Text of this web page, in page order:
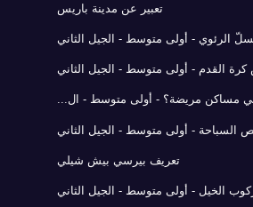
تعبير عن مدينة باريس
الرئوي - أولى متوسط - الجيل الثاني
القدم - أولى متوسط - الجيل الثاني
مساكن مريضة؟ - أولى متوسط - ال...
السباحة - أولى متوسط - الجيل الثاني
تعريف بيرسي بيش شيلي
الخيل - أولى متوسط - الجيل الثاني